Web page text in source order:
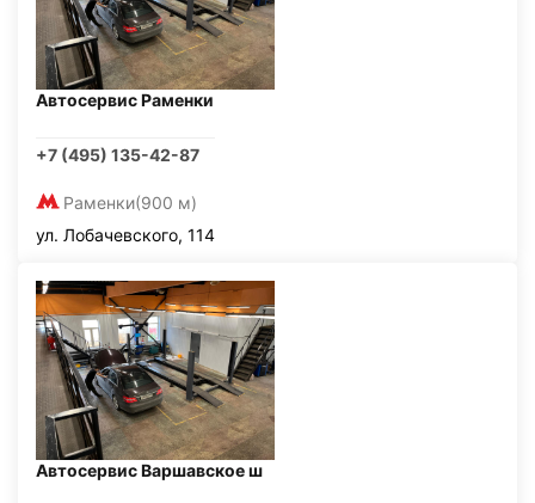
Автосервис Раменки
+7 (495) 135-42-87
Раменки(900 м)
ул. Лобачевского, 114
Автосервис Варшавское ш